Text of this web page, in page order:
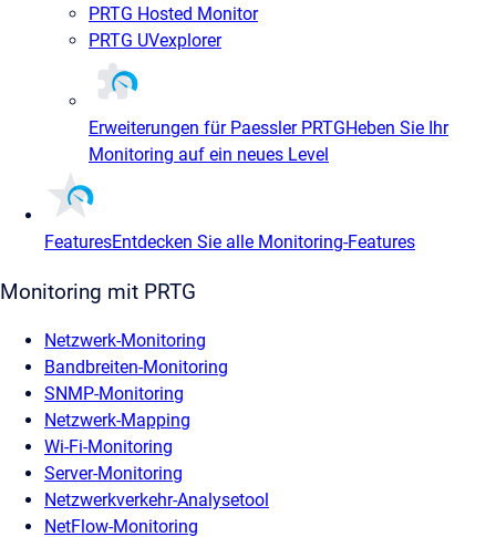
PRTG Hosted Monitor
PRTG UVexplorer
Erweiterungen für Paessler PRTGHeben Sie Ihr
Monitoring auf ein neues Level
FeaturesEntdecken Sie alle Monitoring-Features
Monitoring mit PRTG
Netzwerk-Monitoring
Bandbreiten-Monitoring
SNMP-Monitoring
Netzwerk-Mapping
Wi-Fi-Monitoring
Server-Monitoring
Netzwerkverkehr-Analysetool
NetFlow-Monitoring